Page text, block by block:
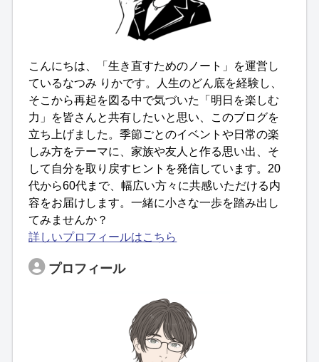
こんにちは、「生き直すためのノート」を運営し
ているなつみ りかです。人生のどん底を経験し、
そこから再起を図る中で気づいた「明日を楽しむ
力」を皆さんと共有したいと思い、このブログを
立ち上げました。季節ごとのイベントや日常の楽
しみ方をテーマに、家族や友人と作る思い出、そ
して自分を取り戻すヒントを発信しています。20
代から60代まで、幅広い方々に共感いただける内
容をお届けします。一緒に小さな一歩を踏み出し
てみませんか？
詳しいプロフィールはこちら
プロフィール